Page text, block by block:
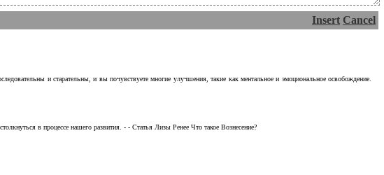
Insert Cancel
и старательны, и вы почувствуете многие улучшения, такие как ментальное и эмоциональное освобождение.
в процессе нашего развития. - - Статья Лизы Ренее Что такое Вознесение?